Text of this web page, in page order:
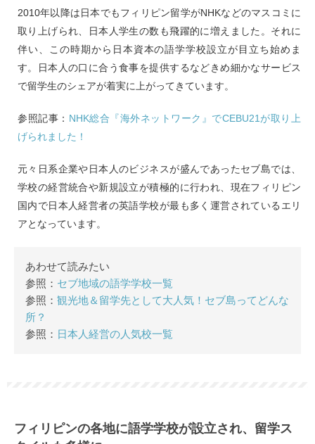
2010年以降は日本でもフィリピン留学がNHKなどのマスコミに
取り上げられ、日本人学生の数も飛躍的に増えました。それに
伴い、この時期から日本資本の語学学校設立が目立ち始めま
す。日本人の口に合う食事を提供するなどきめ細かなサービス
で留学生のシェアが着実に上がってきています。
参照記事： NHK総合『海外ネットワーク』でCEBU21が取り上
げられました！
元々日系企業や日本人のビジネスが盛んであったセブ島では、
学校の経営統合や新規設立が積極的に行われ、現在フィリピン
国内で日本人経営者の英語学校が最も多く運営されているエリ
アとなっています。
あわせて読みたい
参照： セブ地域の語学学校一覧
参照： 観光地＆留学先として大人気！セブ島ってどんな
所？
参照： 日本人経営の人気校一覧
フィリピンの各地に語学学校が設立され、留学ス